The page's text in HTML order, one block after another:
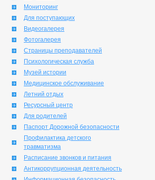
Мониторинг
Для поступающих
Видеогалерея
Фотогалерея
Страницы преподавателей
Психологическая служба
Музей истории
Медицинское обслуживание
Летний отдых
Ресурсный центр
Для родителей
Паспорт Дорожной безопасности
Профилактика детского
травматизма
Расписание звонков и питания
Антикоррупционная деятельность